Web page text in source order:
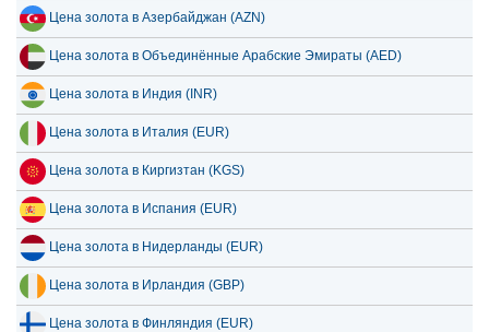
Цена золота в Азербайджан (AZN)
Цена золота в Объединённые Арабские Эмираты (AED)
Цена золота в Индия (INR)
Цена золота в Италия (EUR)
Цена золота в Киргизтан (KGS)
Цена золота в Испания (EUR)
Цена золота в Нидерланды (EUR)
Цена золота в Ирландия (GBP)
Цена золота в Финляндия (EUR)